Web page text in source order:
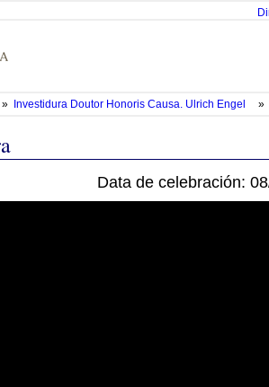
» Investidura Doutor Honoris Causa. Ulrich Engel »
Data de celebración: